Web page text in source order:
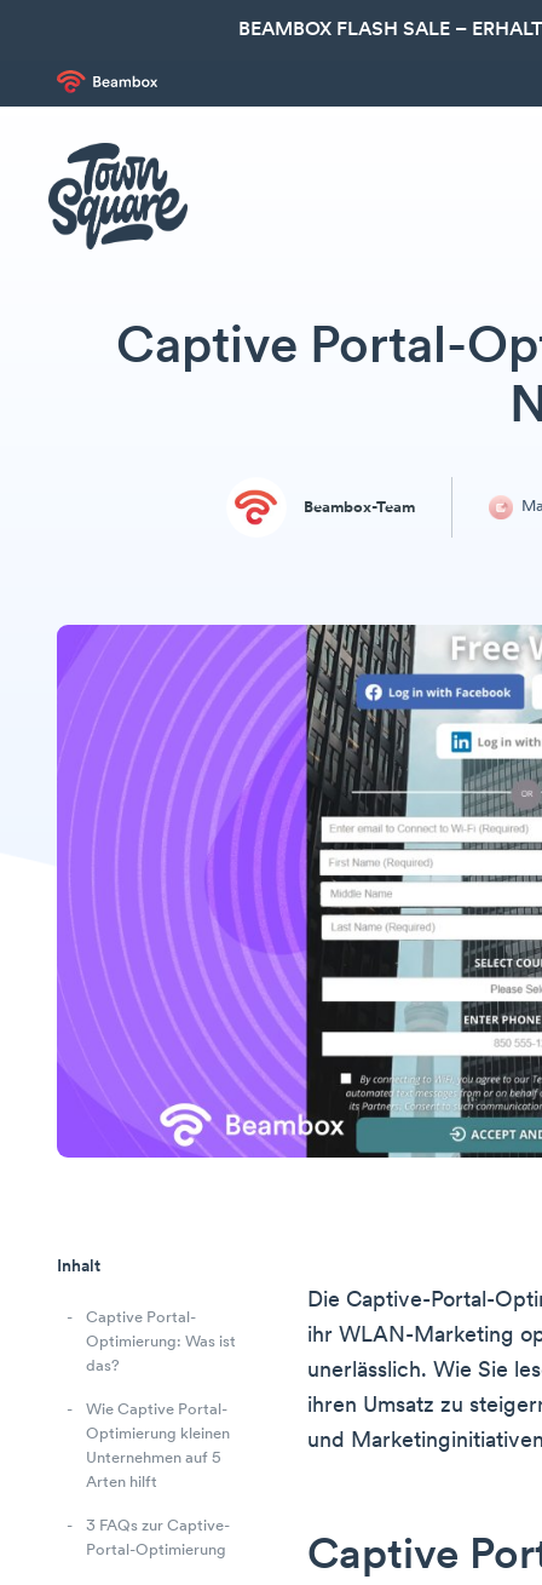
BEAMBOX FLASH SALE –
Captive Portal-
Beambox-Team
Inhalt
Captive Portal-
Optimierung: Was ist
das?
Wie Captive Portal-
Optimierung kleinen
Unternehmen auf 5
Arten hilft
3 FAQs zur Captive-
Portal-Optimierung
Die Captive-Portal-
ihr WLAN-Marketing
unerlässlich. Wie Sie
ihren Umsatz zu
und
Captive